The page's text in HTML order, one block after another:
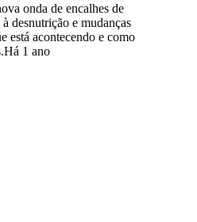
onda de encalhes de
desnutrição e mudanças
está acontecendo e como
Há 1 ano